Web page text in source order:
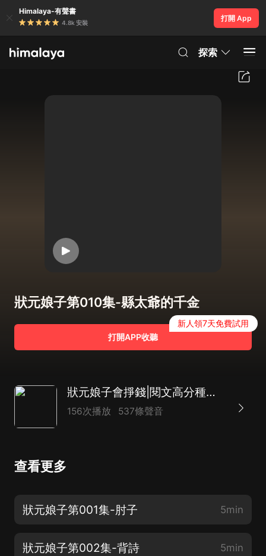
Himalaya-有聲書
4.8k 安裝
打開 App
探索
狀元娘子第010集-縣太爺的千金
打開APP收聽
新人領7天免費試用
狀元娘子會掙錢|閱文高分種田文|重生復仇虐渣|1V1甜寵
156次播放 537條聲音
查看更多
狀元娘子第001集-肘子 5min
狀元娘子第002集-背詩 5min